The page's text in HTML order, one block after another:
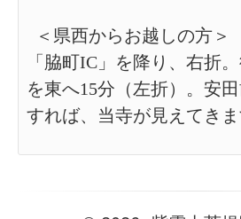
＜県西からお越しの方＞
「脇町IC」を降り、右折
を東へ15分（左折）。安
すれば、当寺が見えてきま